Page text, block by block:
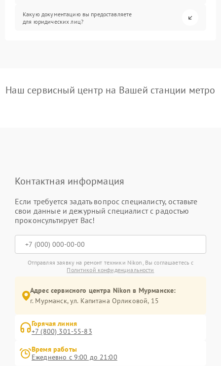
Какую документацию вы предоставляете
для юридических лиц?
Наш сервисный центр на Вашей станции метро
Контактная информация
Если требуется задать вопрос специалисту, оставьте
свои данные и дежурный специалист с радостью
проконсультирует Вас!
Отправляя заявку на ремонт техники Nikon, Вы соглашаетесь с
Политикой конфиденциальности
Адрес сервисного центра Nikon в Мурманске:
г. Мурманск, ул. Капитана Орликовой, 15
Горячая линия
+7 (800) 301-55-83
Время работы
Ежедневно с 9:00 до 21:00